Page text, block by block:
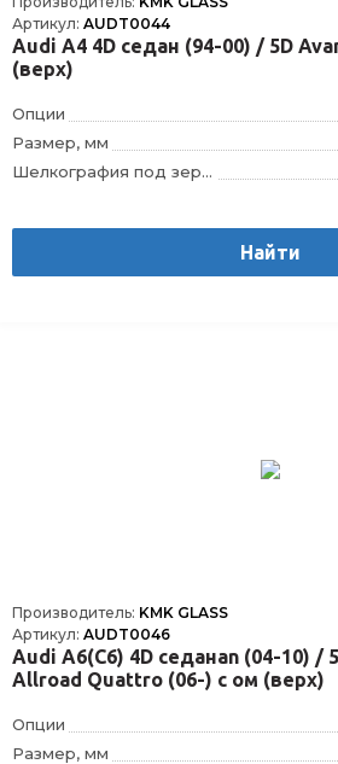
Артикул: AUDT0044
Audi A4 4D седан (94-00) / 5D
(верх)
Опции
Размер, мм
Шелкография под зеркало заднего вида
Шелкография
Найти
Производитель: KMK GLASS
Артикул: AUDT0046
Audi A6(С6) 4D седанan (04-10) /
Allroad Quattro (06-) с ом (верх)
Опции
Размер, мм